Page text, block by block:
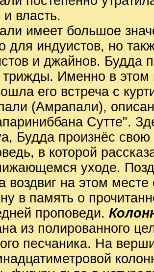
и власть.
имеет большое
для индуистов, но
и джайнов. Будда
трижды. Именно в этом
его встреча с
(Амрапали),
Сутте".
Будда произнёс
в которой
уходе.
воздвиг на этом месте
в память о
проповеди.
из полированного
песчаника. На